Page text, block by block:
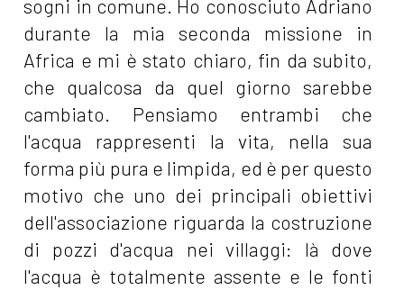
sogni in comune. Ho conosciuto Adriano
durante la mia seconda missione in
Africa e mi è stato chiaro, fin da subito,
che qualcosa da quel giorno sarebbe
cambiato. Pensiamo entrambi che
l'acqua rappresenti la vita, nella sua
forma più pura e limpida, ed è per questo
motivo che uno dei principali obiettivi
dell'associazione riguarda la costruzione
di pozzi d'acqua nei villaggi: là dove
l'acqua è totalmente assente e le fonti